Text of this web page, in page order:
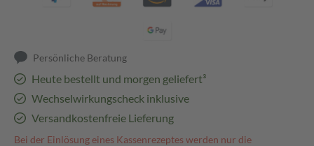
Persönliche Beratung
Heute bestellt und morgen geliefert³
Wechselwirkungscheck inklusive
Versandkostenfreie Lieferung
Bei der Einlösung eines Kassenrezeptes werden nur die